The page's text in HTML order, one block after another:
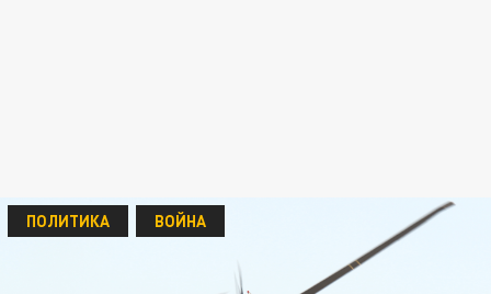
ПОЛИТИКА ВОЙНА